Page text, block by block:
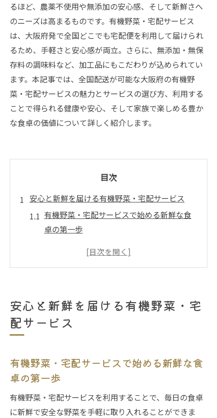
るほど、農薬不使用や無添加の安心感、そして新鮮さへ
のニーズは高まるものです。有機野菜・宅配サービス
は、大阪府発で全国どこでも宅配便を利用して届けられ
るため、手軽さと安心感が両立。さらに、無添加・無保
存料の調味料など、加工品にもこだわりが込められてい
ます。本記事では、全国配送が可能な大阪府の有機野
菜・宅配サービスの魅力とサービスの選び方、利用する
ことで得られる健康や安心、そして家族で楽しめる豊か
な食卓の価値について詳しく紹介します。
目次
安心と新鮮を届ける有機野菜・宅配サービス
有機野菜・宅配サービスで始める新鮮な食
卓の第一歩
農薬不使用野菜で家族の健康を守る宅配便
毎日届く新鮮な有機野菜で食生活を豊かに
全国どこでも新鮮な有機野菜・宅配サービ
方
有機野菜・宅配サービス選びで大切なポイ
ントを解説
安心と新鮮を届ける有機野菜・宅
配サービス
有機野菜・宅配サービスで始める新鮮な食
卓の第一歩
有機野菜・宅配サービスを利用することで、毎日の食卓
に新鮮で安全な野菜を手軽に取り入れることができま